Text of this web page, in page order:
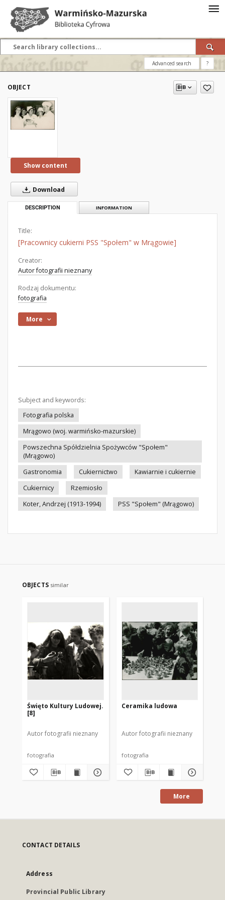
Advanced search ?
OBJECT
Show content
Download
DESCRIPTION INFORMATION
Title:
[Pracownicy cukierni PSS "Społem" w Mrągowie]
Creator:
Autor fotografii nieznany
Rodzaj dokumentu:
fotografia
More
Subject and keywords:
Fotografia polska
Mrągowo (woj. warmińsko-mazurskie)
Powszechna Spółdzielnia Spożywców "Społem"
(Mrągowo)
Gastronomia
Cukiernictwo
Kawiarnie i cukiernie
Cukiernicy
Rzemiosło
Koter, Andrzej (1913-1994)
PSS "Społem" (Mrągowo)
OBJECTS similar
Święto Kultury Ludowej.
[8]
Autor fotografii nieznany
fotografia
Ceramika ludowa
Autor fotografii nieznany
fotografia
More
CONTACT DETAILS
Address
Provincial Public Library